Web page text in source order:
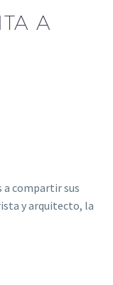
A
a compartir sus
y arquitecto, la